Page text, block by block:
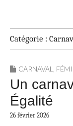
Catégorie :
CARNAVAL,
Un
Égalité
26 février 2026